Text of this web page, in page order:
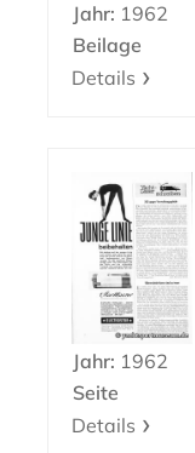
Jahr: 1962
Beilage
Details
Jahr: 1962
Seite
Details